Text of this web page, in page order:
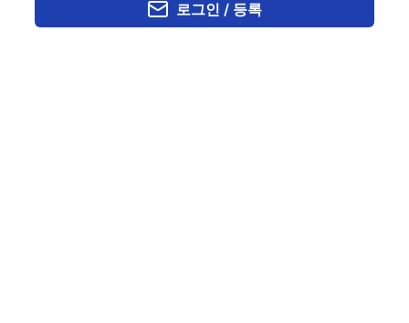
로그인 / 등록